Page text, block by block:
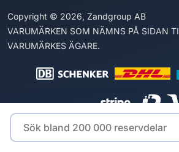
Copyright © 2026, Zandgroup AB
VARUMÄRKEN SOM NÄMNS PÅ SIDAN
VARUMÄRKES ÄGARE.